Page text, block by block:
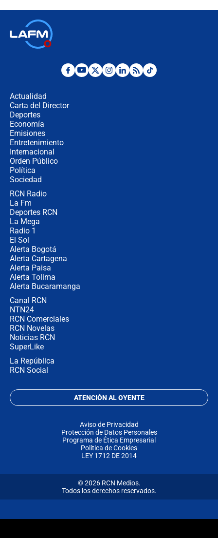
Desde dermatitis hasta infecciones:
Actualidad
Carta del Director
Deportes
Economía
Emisiones
Entretenimiento
Internacional
Orden Público
Política
Sociedad
RCN Radio
La Fm
Deportes RCN
La Mega
Radio 1
El Sol
Alerta Bogotá
Alerta Cartagena
Alerta Paisa
Alerta Tolima
Alerta Bucaramanga
Canal RCN
NTN24
RCN Comerciales
RCN Novelas
Noticias RCN
SuperLike
La República
RCN Social
ATENCIÓN AL OYENTE
Aviso de Privacidad
Protección de Datos Personales
Programa de Ética Empresarial
Política de Cookies
LEY 1712 DE 2014
© 2026 RCN Medios.
Todos los derechos reservados.